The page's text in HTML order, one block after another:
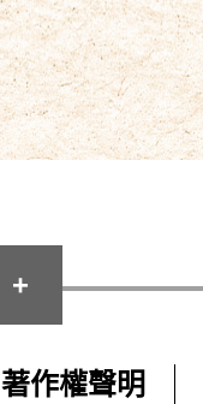
著作權聲明